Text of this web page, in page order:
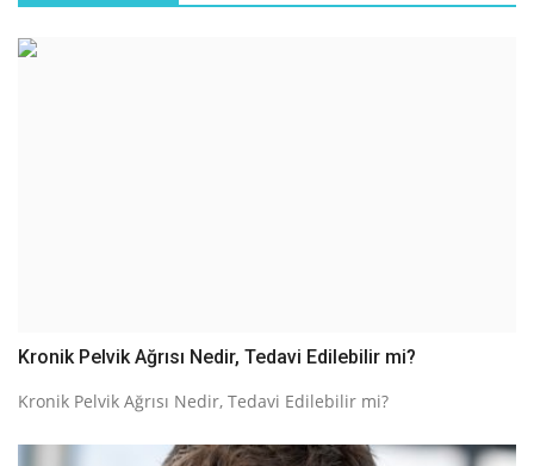
Kronik Pelvik Ağrısı Nedir, Tedavi Edilebilir mi?
Kronik Pelvik Ağrısı Nedir, Tedavi Edilebilir mi?